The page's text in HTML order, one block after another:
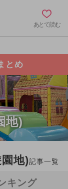
あとで読む
とめ
地)
地)記事一覧
キング